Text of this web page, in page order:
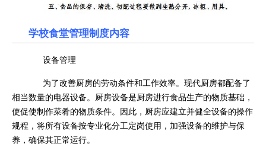
学校食堂管理制度内容
设备管理
为了改善厨房的劳动条件和工作效率。现代厨房都配备了
相当数量的电器设备。厨房设备是厨房进行食品生产的物质基础，
使促使制作菜肴的物质条件。因此，厨房应建立并健全设备的操作
规程，将所有设备按专业化分工定岗使用，加强设备的维护与保
养，确保其正常运行。